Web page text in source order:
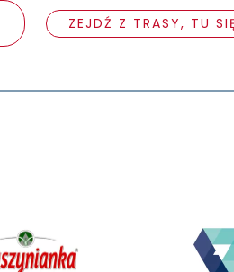
ZEJDŹ Z TRASY, TU